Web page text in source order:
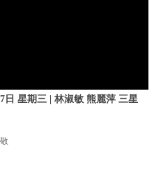
日 星期三 | 林淑敏 熊麗萍 三星